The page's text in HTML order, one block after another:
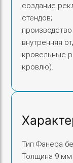
создание
стендов;
внутренняя
кровельные
кровлю).
Тип Фанера
Толщина 9 мм